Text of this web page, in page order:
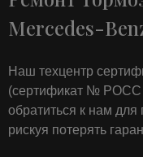
Mercedes-
Наш техцентр
(сертификат № РОСС
обратиться к нам
рискуя потерять